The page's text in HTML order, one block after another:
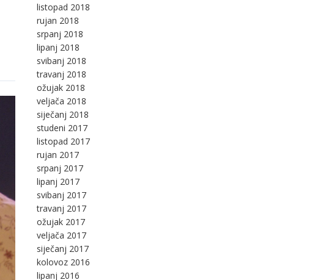
listopad 2018
rujan 2018
srpanj 2018
lipanj 2018
svibanj 2018
travanj 2018
ožujak 2018
veljača 2018
siječanj 2018
studeni 2017
listopad 2017
rujan 2017
srpanj 2017
lipanj 2017
svibanj 2017
travanj 2017
ožujak 2017
veljača 2017
siječanj 2017
kolovoz 2016
lipanj 2016